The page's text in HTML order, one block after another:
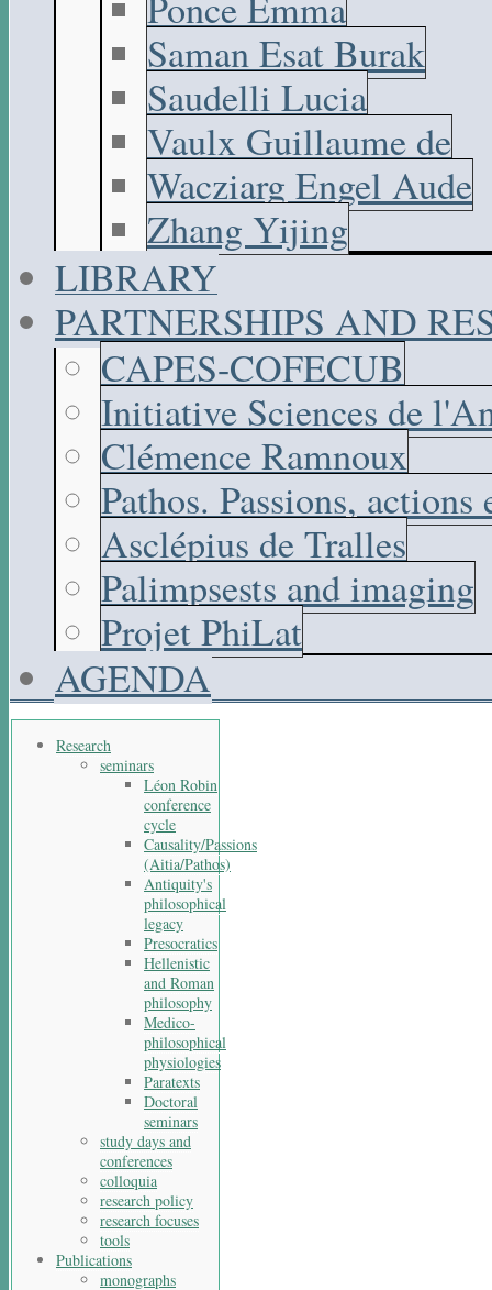
Saman Esat Burak
Saudelli Lucia
Vaulx Guillaume de
Wacziarg Engel Aude
Zhang Yijing
LIBRARY
PARTNERSHIPS AND
CAPES-COFECUB
Initiative Sciences de
Clémence Ramnoux
Pathos. Passions,
Asclépius de Tralles
Palimpsests and imaging
Projet PhiLat
AGENDA
Research
seminars
Léon Robin
conference
cycle
Causality/Passions
(Aitia/Pathos)
Antiquity's
philosophical
legacy
Presocratics
Hellenistic
and Roman
philosophy
Medico-
philosophical
physiologies
Paratexts
Doctoral
seminars
study days and
conferences
colloquia
research policy
research focuses
tools
Publications
monographs